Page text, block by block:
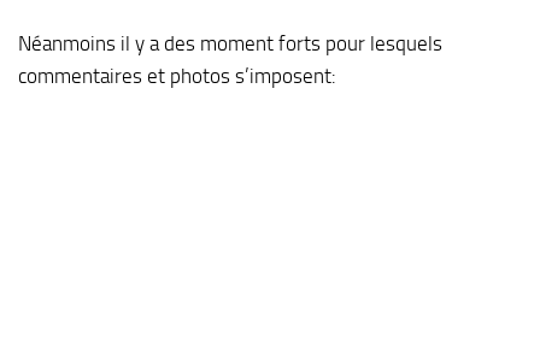
Néanmoins il y a des moment forts pour lesquels
commentaires et photos s’imposent: